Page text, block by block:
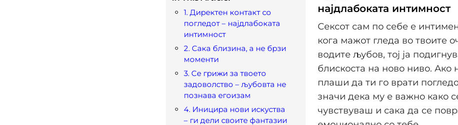
1. Директен контакт со
погледот – најдлабоката
интимност
2. Сака близина, а не брзи
моменти
3. Се грижи за твоето
задоволство – љубовта не
познава егоизам
4. Иницира нови искуства
– ги дели своите фантазии
најдлабоката интимност
Сексот сам по себе е
кога мажот гледа во твоите
водите љубов, тој ја
блискоста на ново ниво. Ако
плаши да ти го врати
значи дека му е важно како
чувствуваш и сака да се